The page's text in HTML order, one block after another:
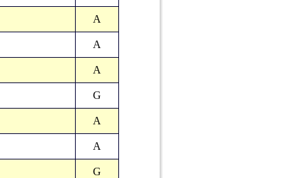
A
A
A
G
A
A
G